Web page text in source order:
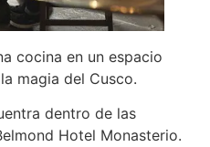
cocina en un espacio
magia del Cusco.
dentro de las
Hotel Monasterio.